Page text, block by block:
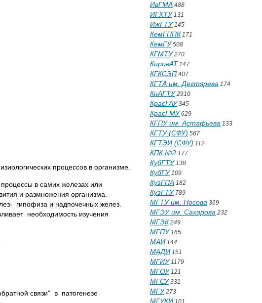
процессов в организме.
в самих железах или
и размножения организма.
гипофиза и надпочечных желез.
необходимость изучения
связи" в патогенезе
ИвГМА 488
ИГХТУ131
ИжГТУ145
КемГППК 171
КемГУ508
КГМТУ270
КировАТ 147
КГКСЭП 407
КГТА им. Дегтярева 174
КнАГТУ2910
КрасГАУ345
КрасГМУ629
КГПУ им. Астафьева 133
КГТУ (СФУ) 567
КГТЭИ (СФУ) 112
КПК №2 177
КубГТУ138
КубГУ109
КузГПА 182
КузГТУ789
МГТУ им. Носова 369
МГЭУ им. Сахарова 232
МГЭК 249
МГПУ165
МАИ 144
МАДИ 151
МГИУ1179
МГОУ121
МГСУ331
МГУ273
МГУКИ 101